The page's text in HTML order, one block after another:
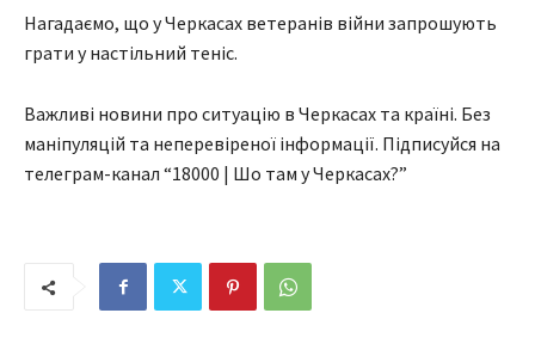
Нагадаємо, що у Черкасах ветеранів війни запрошують
грати у настільний теніс.
Важливі новини про ситуацію в Черкасах та країні. Без
маніпуляцій та неперевіреної інформації. Підписуйся на
телеграм-канал “18000 | Шо там у Черкасах?”